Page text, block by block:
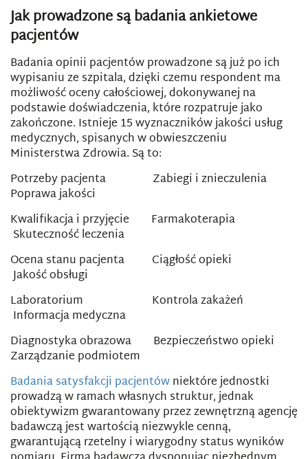
Jak prowadzone są badania ankietowe
pacjentów
Badania opinii pacjentów prowadzone są już po ich
wypisaniu ze szpitala, dzięki czemu respondent ma
możliwość oceny całościowej, dokonywanej na
podstawie doświadczenia, które rozpatruje jako
zakończone. Istnieje 15 wyznaczników jakości usług
medycznych, spisanych w obwieszczeniu
Ministerstwa Zdrowia. Są to:
Potrzeby pacjenta Zabiegi i znieczulenia
Poprawa jakości
Kwalifikacja i przyjęcie Farmakoterapia
Skuteczność leczenia
Ocena stanu pacjenta Ciągłość opieki
Jakość obsługi
Laboratorium Kontrola zakażeń
Informacja medyczna
Diagnostyka obrazowa Bezpieczeństwo opieki
Zarządzanie podmiotem
Badania satysfakcji pacjentówniektóre jednostki
prowadzą w ramach własnych struktur, jednak
obiektywizm gwarantowany przez zewnętrzną agencję
badawczą jest wartością niezwykle cenną,
gwarantującą rzetelny i wiarygodny status wyników